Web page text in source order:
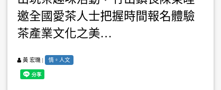
邀全國愛茶人士把握時間報名體驗
茶產業文化之美…
黃 宏璣 | 情。人文